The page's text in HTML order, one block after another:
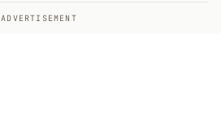
ADVERTISEMENT